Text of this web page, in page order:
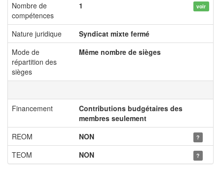
Nombre de
compétences
1 voir
Nature juridique
Syndicat mixte fermé
Mode de
répartition des
sièges
Même nombre de sièges
Financement
Contributions budgétaires des
membres seulement
REOM
NON ?
TEOM NON ?